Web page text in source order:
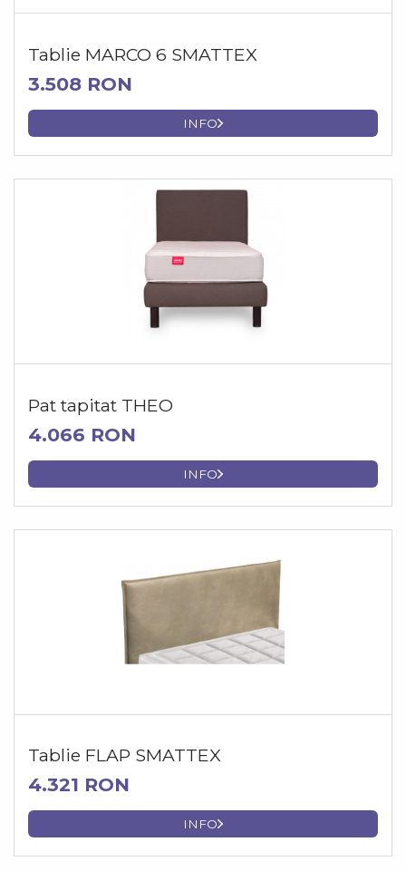
Tablie MARCO 6 SMATTEX
3.508 RON
INFO
Pat tapitat THEO
4.066 RON
INFO
Tablie FLAP SMATTEX
4.321 RON
INFO